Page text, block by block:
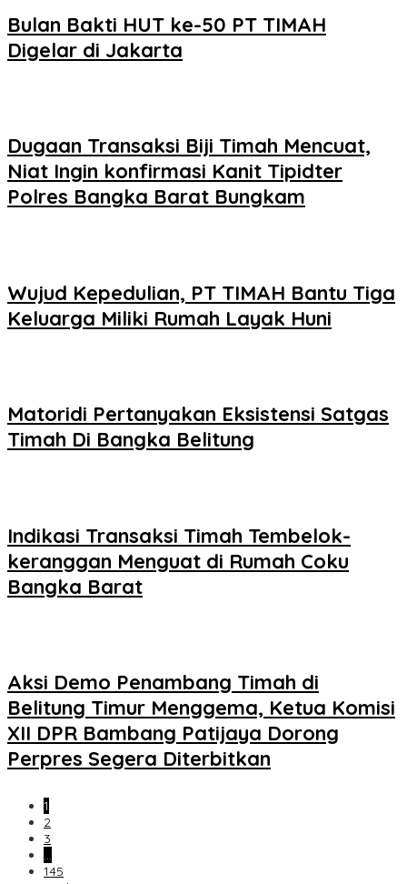
Bulan Bakti HUT ke-50 PT TIMAH
Digelar di Jakarta
Dugaan Transaksi Biji Timah Mencuat,
Niat Ingin konfirmasi Kanit Tipidter
Polres Bangka Barat Bungkam
Wujud Kepedulian, PT TIMAH Bantu Tiga
Keluarga Miliki Rumah Layak Huni
Matoridi Pertanyakan Eksistensi Satgas
Timah Di Bangka Belitung
Indikasi Transaksi Timah Tembelok-
keranggan Menguat di Rumah Coku
Bangka Barat
Aksi Demo Penambang Timah di
Belitung Timur Menggema, Ketua Komisi
XII DPR Bambang Patijaya Dorong
Perpres Segera Diterbitkan
1
2
3
…
145